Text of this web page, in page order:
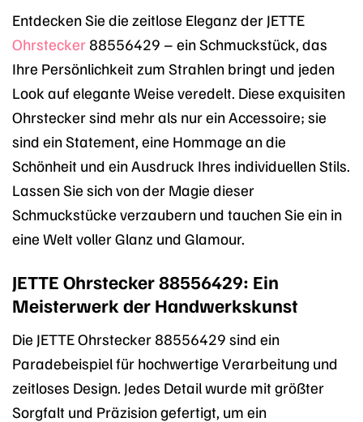
Entdecken Sie die zeitlose Eleganz der JETTE
Ohrstecker 88556429 – ein Schmuckstück, das
Ihre Persönlichkeit zum Strahlen bringt und jeden
Look auf elegante Weise veredelt. Diese exquisiten
Ohrstecker sind mehr als nur ein Accessoire; sie
sind ein Statement, eine Hommage an die
Schönheit und ein Ausdruck Ihres individuellen Stils.
Lassen Sie sich von der Magie dieser
Schmuckstücke verzaubern und tauchen Sie ein in
eine Welt voller Glanz und Glamour.
JETTE Ohrstecker 88556429: Ein
Meisterwerk der Handwerkskunst
Die JETTE Ohrstecker 88556429 sind ein
Paradebeispiel für hochwertige Verarbeitung und
zeitloses Design. Jedes Detail wurde mit größter
Sorgfalt und Präzision gefertigt, um ein